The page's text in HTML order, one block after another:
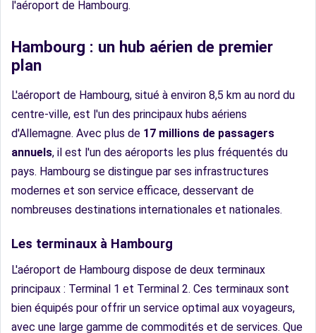
l'aéroport de Hambourg.
Hambourg : un hub aérien de premier
plan
L'aéroport de Hambourg, situé à environ 8,5 km au nord du
centre-ville, est l'un des principaux hubs aériens
d'Allemagne. Avec plus de 17 millions de passagers
annuels, il est l'un des aéroports les plus fréquentés du
pays. Hambourg se distingue par ses infrastructures
modernes et son service efficace, desservant de
nombreuses destinations internationales et nationales.
Les terminaux à Hambourg
L'aéroport de Hambourg dispose de deux terminaux
principaux : Terminal 1 et Terminal 2. Ces terminaux sont
bien équipés pour offrir un service optimal aux voyageurs,
avec une large gamme de commodités et de services. Que